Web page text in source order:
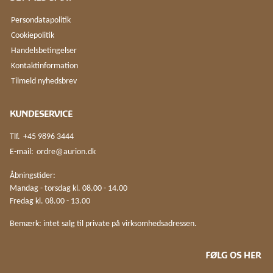
Persondatapolitik
Cookiepolitik
Handelsbetingelser
Kontaktinformation
Tilmeld nyhedsbrev
KUNDESERVICE
Tlf. +45 9896 3444
E-mail: ordre@aurion.dk
Åbningstider:
Mandag - torsdag kl. 08.00 - 14.00
Fredag kl. 08.00 - 13.00
Bemærk: intet salg til private på virksomhedsadressen.
FØLG OS HER